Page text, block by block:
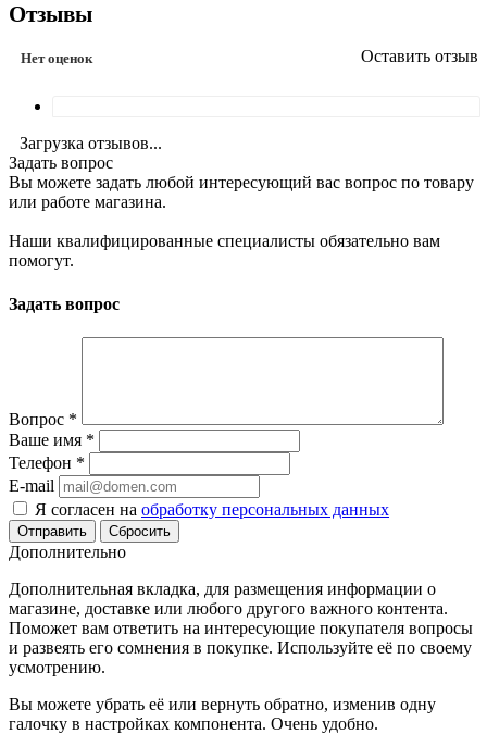
Отзывы
Нет оценок Оставить отзыв
Загрузка отзывов...
Задать вопрос
Вы можете задать любой интересующий вас вопрос по товару
или работе магазина.
Наши квалифицированные специалисты обязательно вам
помогут.
Задать вопрос
Вопрос *
Ваше имя *
Телефон *
E-mail
Я согласен на обработку персональных данных
Сбросить
Дополнительно
Дополнительная вкладка, для размещения информации о
магазине, доставке или любого другого важного контента.
Поможет вам ответить на интересующие покупателя вопросы
и развеять его сомнения в покупке. Используйте её по своему
усмотрению.
Вы можете убрать её или вернуть обратно, изменив одну
галочку в настройках компонента. Очень удобно.